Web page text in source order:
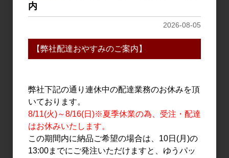
ドメーヌコーセイ 601 信
州メルロ 2022 750ml
ラ・グランド・コリー
ヌ・ジャポン Le Canon
3,076円
内
2026-08-05
【弊社配達おやすみのご案内】
弊社下記の通り連休中の配達業務のお休みを頂
いております。
8/11(火)～8/16(日)※夏季休業の為、受注・配達
はお休みいたします。
この期間内に納品ご希望の場合は、10日(月)の
13:00までにご発注いただけますと、ゆうパッ